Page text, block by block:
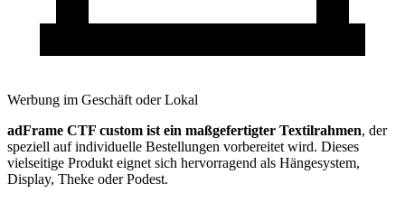
Werbung im Geschäft oder Lokal
adFrame CTF custom ist ein maßgefertigter Textilrahmen, der
speziell auf individuelle Bestellungen vorbereitet wird. Dieses
vielseitige Produkt eignet sich hervorragend als Hängesystem,
Display, Theke oder Podest.